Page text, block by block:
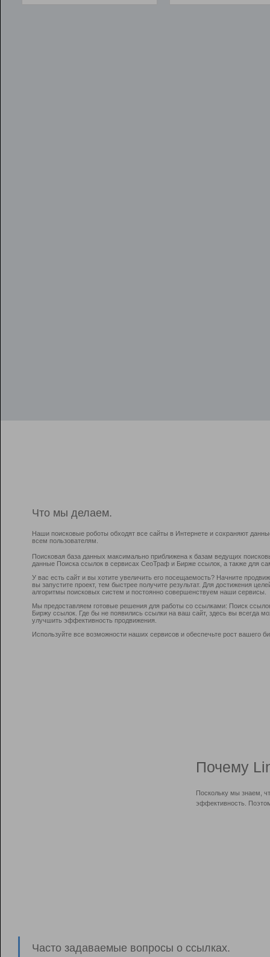
Что мы делаем.
Наши поисковые роботы обходят все сайты в Интернете и сохраняют
всем пользователям.
Поисковая база данных максимально приближена к базам ведущих
данные Поиска ссылок в сервисах СеоТраф и Бирже ссылок, а также для
У вас есть сайт и вы хотите увеличить его посещаемость? Начните
вы запустите проект, тем быстрее получите результат. Для достижения
алгоритмы поисковых систем и постоянно совершенствуем наши сервисы.
Мы предоставляем готовые решения для работы со ссылками: Поиск
Биржу ссылок. Где бы не появились ссылки на ваш сайт, здесь вы всегда
улучшить эффективность продвижения.
Используйте все возможности наших сервисов и обеспечьте рост вашего
Почему
Поскольку мы знаем,
эффективность.
Часто задаваемые вопросы о ссылках.